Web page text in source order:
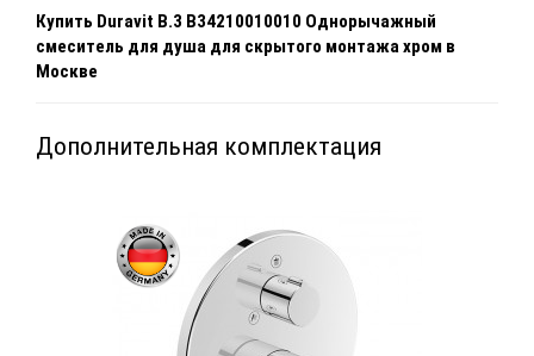
Купить Duravit B.3 B34210010010 Однорычажный
смеситель для душа для скрытого монтажа хром в
Москве
Дополнительная комплектация